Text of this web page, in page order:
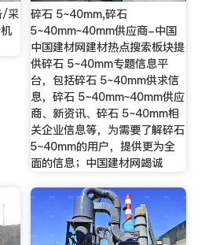
/采
碎石 5~40mm,碎石
5~40mm~40mm供应商-中国
中国建材网建材热点搜索板块提
供碎石 5~40mm专题信息平
台，包括碎石 5~40mm供求信
息，碎石 5~40mm~40mm供应
商、新资讯、碎石 5~40mm相
关企业信息等，为需要了解碎石
5~40mm的用户，提供更为全
面的信息；中国建材网竭诚